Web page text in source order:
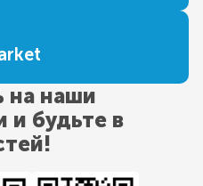
на наши
и будьте в